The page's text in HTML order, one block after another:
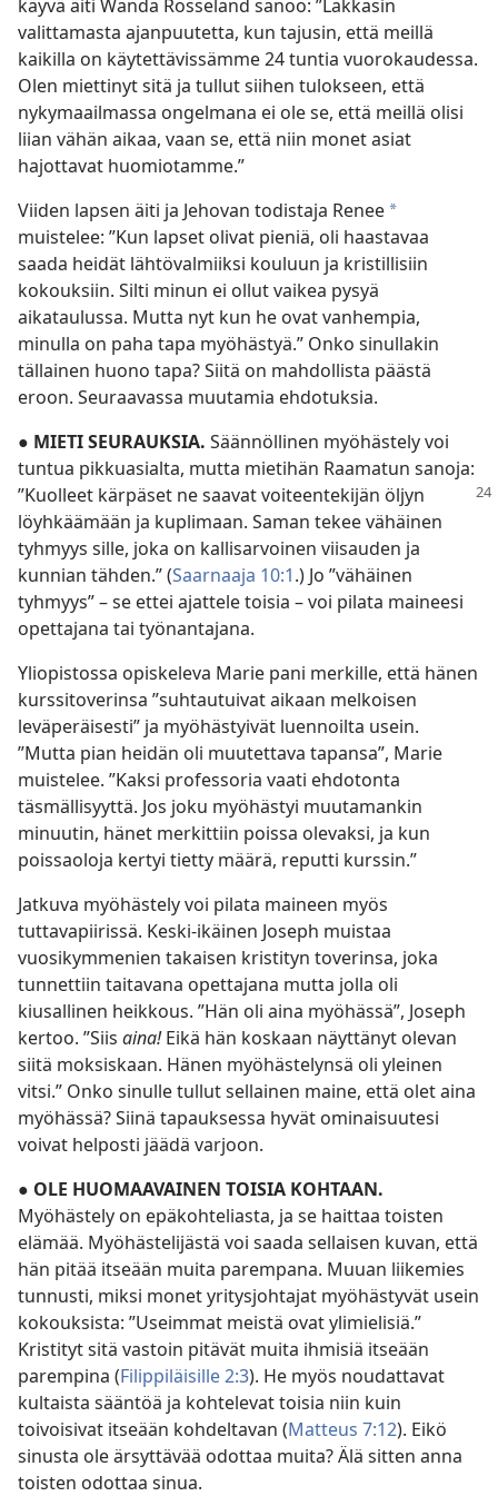
käyvä äiti Wanda Rosseland sanoo: ”Lakkasin
valittamasta ajanpuutetta, kun tajusin, että meillä
kaikilla on käytettävissämme 24 tuntia vuorokaudessa.
Olen miettinyt sitä ja tullut siihen tulokseen, että
nykymaailmassa ongelmana ei ole se, että meillä olisi
liian vähän aikaa, vaan se, että niin monet asiat
hajottavat huomiotamme.”
Viiden lapsen äiti ja Jehovan todistaja Renee *
muistelee: ”Kun lapset olivat pieniä, oli haastavaa
saada heidät lähtövalmiiksi kouluun ja kristillisiin
kokouksiin. Silti minun ei ollut vaikea pysyä
aikataulussa. Mutta nyt kun he ovat vanhempia,
minulla on paha tapa myöhästyä.” Onko sinullakin
tällainen huono tapa? Siitä on mahdollista päästä
eroon. Seuraavassa muutamia ehdotuksia.
● MIETI SEURAUKSIA. Säännöllinen myöhästely voi
tuntua pikkuasialta, mutta mietihän Raamatun sanoja:
”Kuolleet kärpäset ne saavat voiteentekijän öljyn
löyhkäämään ja kuplimaan. Saman tekee vähäinen
tyhmyys sille, joka on kallisarvoinen viisauden ja
kunnian tähden.” (Saarnaaja 10:1.) Jo ”vähäinen
tyhmyys” – se ettei ajattele toisia – voi pilata maineesi
opettajana tai työnantajana.
Yliopistossa opiskeleva Marie pani merkille, että hänen
kurssitoverinsa ”suhtautuivat aikaan melkoisen
leväperäisesti” ja myöhästyivät luennoilta usein.
”Mutta pian heidän oli muutettava tapansa”, Marie
muistelee. ”Kaksi professoria vaati ehdotonta
täsmällisyyttä. Jos joku myöhästyi muutamankin
minuutin, hänet merkittiin poissa olevaksi, ja kun
poissaoloja kertyi tietty määrä, reputti kurssin.”
Jatkuva myöhästely voi pilata maineen myös
tuttavapiirissä. Keski-ikäinen Joseph muistaa
vuosikymmenien takaisen kristityn toverinsa, joka
tunnettiin taitavana opettajana mutta jolla oli
kiusallinen heikkous. ”Hän oli aina myöhässä”, Joseph
kertoo. ”Siis aina!Eikä hän koskaan näyttänyt olevan
siitä moksiskaan. Hänen myöhästelynsä oli yleinen
vitsi.” Onko sinulle tullut sellainen maine, että olet aina
myöhässä? Siinä tapauksessa hyvät ominaisuutesi
voivat helposti jäädä varjoon.
● OLE HUOMAAVAINEN TOISIA KOHTAAN.
Myöhästely on epäkohteliasta, ja se haittaa toisten
elämää. Myöhästelijästä voi saada sellaisen kuvan, että
hän pitää itseään muita parempana. Muuan liikemies
tunnusti, miksi monet yritysjohtajat myöhästyvät usein
kokouksista: ”Useimmat meistä ovat ylimielisiä.”
Kristityt sitä vastoin pitävät muita ihmisiä itseään
parempina (Filippiläisille 2:3). He myös noudattavat
kultaista sääntöä ja kohtelevat toisia niin kuin
toivoisivat itseään kohdeltavan (Matteus 7:12). Eikö
sinusta ole ärsyttävää odottaa muita? Älä sitten anna
toisten odottaa sinua.